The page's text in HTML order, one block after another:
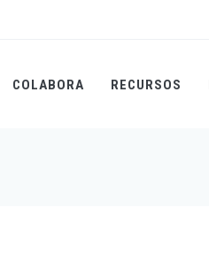
COLABORA RECURSOS